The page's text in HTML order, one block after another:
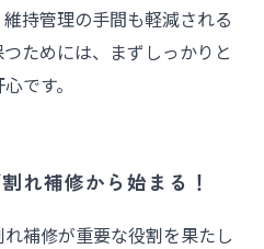
持管理の手間も軽減される
ためには、まずしっかりと
です。
れ補修から始まる！
補修が重要な役割を果たし